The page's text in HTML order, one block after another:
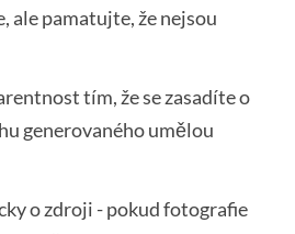
ale pamatujte, že nejsou
tím, že se zasadíte o
generovaného umělou
o zdroji - pokud fotografie